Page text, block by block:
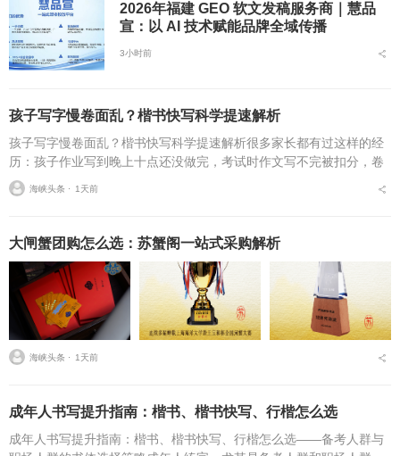
2026年福建 GEO 软文发稿服务商｜慧品
宣：以 AI 技术赋能品牌全域传播
3小时前
孩子写字慢卷面乱？楷书快写科学提速解析
孩子写字慢卷面乱？楷书快写科学提速解析很多家长都有过这样的经
历：孩子作业写到晚上十点还没做完，考试时作文写不完被扣分，卷
面因为字迹潦草被老师多次点名。据相关调查显示，67%的小学生存
在书写速度不达标问...
海峡头条 ⋅ 1天前
大闸蟹团购怎么选：苏蟹阁一站式采购解析
海峡头条 ⋅ 1天前
成年人书写提升指南：楷书、楷书快写、行楷怎么选
成年人书写提升指南：楷书、楷书快写、行楷怎么选——备考人群与